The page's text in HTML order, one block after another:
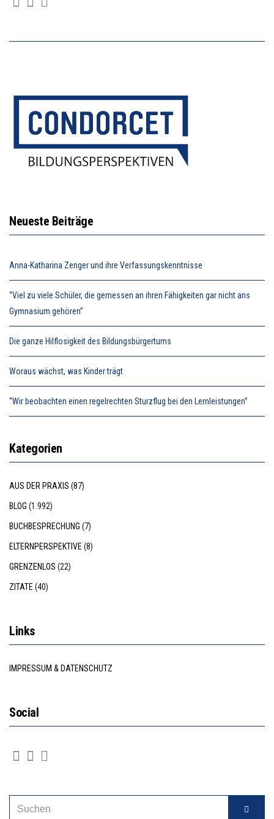
Neueste Beiträge
Anna-Katharina Zenger und ihre Verfassungskenntnisse
“Viel zu viele Schüler, die gemessen an ihren Fähigkeiten gar nicht ans
Gymnasium gehören”
Die ganze Hilflosigkeit des Bildungsbürgertums
Woraus wächst, was Kinder trägt
“Wir beobachten einen regelrechten Sturzflug bei den Lernleistungen”
Kategorien
AUS DER PRAXIS (87)
BLOG (1.992)
BUCHBESPRECHUNG (7)
ELTERNPERSPEKTIVE (8)
GRENZENLOS (22)
ZITATE (40)
Links
IMPRESSUM & DATENSCHUTZ
Social